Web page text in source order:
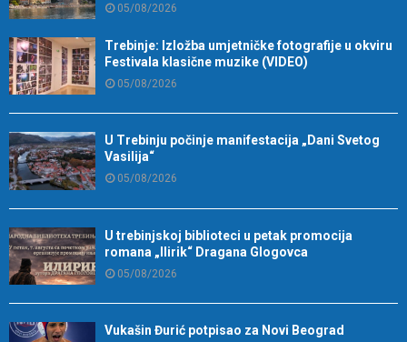
05/08/2026
Trebinje: Izložba umjetničke fotografije u okviru
Festivala klasične muzike (VIDEO)
05/08/2026
U Trebinju počinje manifestacija „Dani Svetog
Vasilija“
05/08/2026
U trebinjskoj biblioteci u petak promocija
romana „Ilirik“ Dragana Glogovca
05/08/2026
Vukašin Đurić potpisao za Novi Beograd